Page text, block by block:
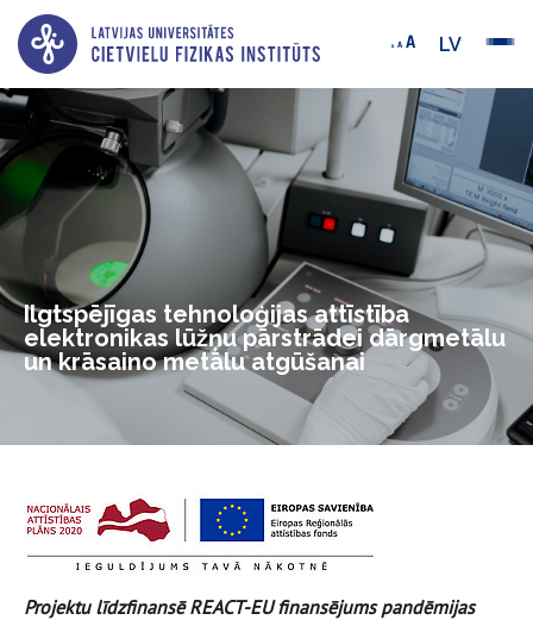
LV
Ilgtspējīgas tehnoloģijas attīstība
elektronikas lūžņu pārstrādei dārgmetālu
un krāsaino metālu atgūšanai
Projektu līdzfinansē REACT-EU finansējums pandēmijas